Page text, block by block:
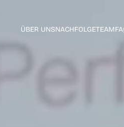
ÜBER UNSNACHFOLGETEAM